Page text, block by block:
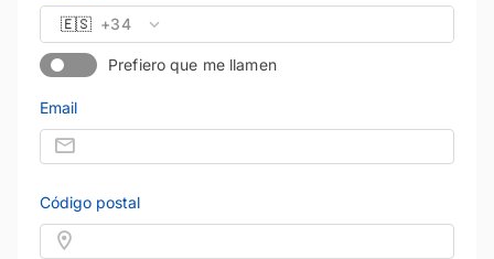
🇪🇸 +34
Prefiero que me llamen
Email
Código postal